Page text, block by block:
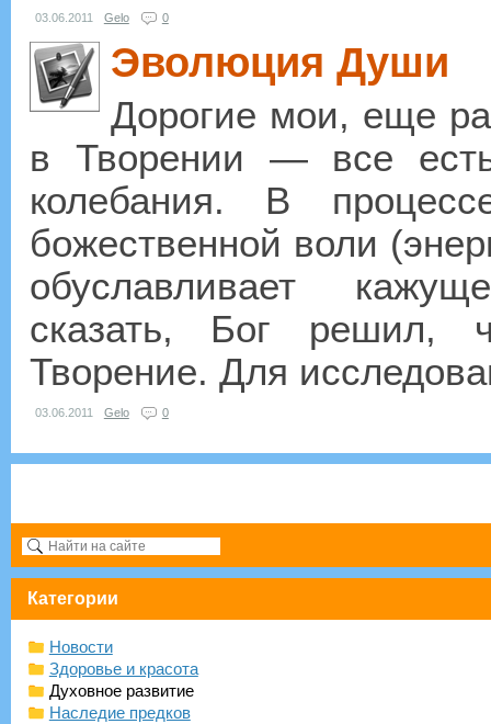
03.06.2011 Gelo 0
Эволюция Души
Дорогие мои, еще
в Творении — все
колебания. В
божественной воли
обуславливает
сказать, Бог решил,
Творение. Для
03.06.2011 Gelo 0
Категории
Новости
Здоровье и красота
Духовное развитие
Наследие предков